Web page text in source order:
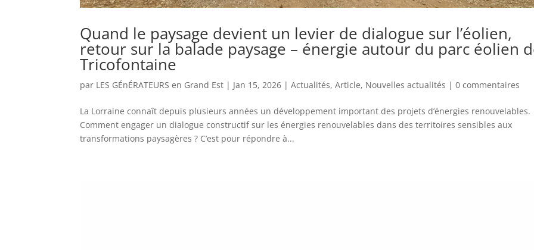
Quand le paysage devient un levier de dialogue sur l’éolien,
retour sur la balade paysage – énergie autour du parc éolien
Tricofontaine
par LES GÉnÉRATEURS en Grand Est | Jan 15, 2026 |Actualités,Article, Nouvelles actualités |0 commentaires
La Lorraine connaît depuis plusieurs années un développement important des projets d’énergies renouvelables.
Comment engager un dialogue constructif sur les énergies renouvelables dans des territoires sensibles aux
transformations paysagères ? C’est pour répondre à...